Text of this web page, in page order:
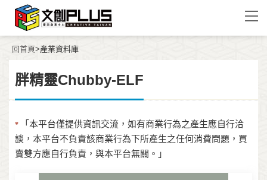
回首頁>產業資料庫
胖精靈Chubby-ELF
*
「本平台僅提供資訊交流，如有商業行為之產生應自行洽
談，本平台不負責該商業行為下所產生之任何消費問題，買
賣雙方應自行負責，與本平台無關。」